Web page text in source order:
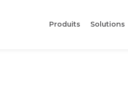
Produits Solutions